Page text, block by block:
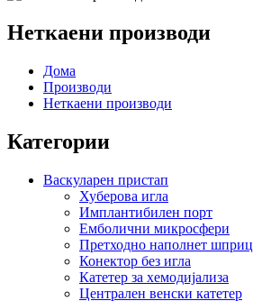
Неткаени производи
Дома
Производи
Неткаени производи
Категории
Васкуларен пристап
Хуберова игла
Имплантибилен порт
Емболични микросфери
Претходно наполнет шприц
Конектор без игла
Катетер за хемодијализа
Централен венски катетер